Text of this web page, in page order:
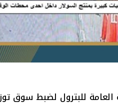
العامة للبترول لضبط سوق